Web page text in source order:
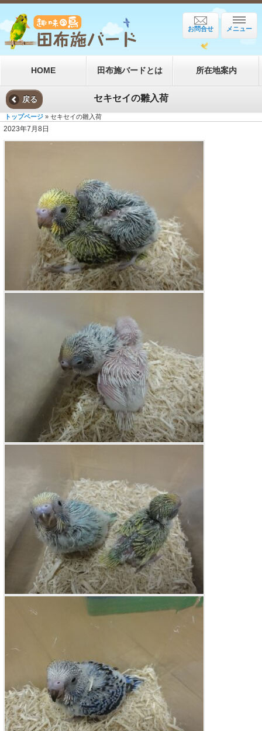
メニュー
お問合せ
HOME 田布施バードとは 所在地案内
戻る セキセイの雛入荷
トップページ » セキセイの雛入荷
2023年7月8日